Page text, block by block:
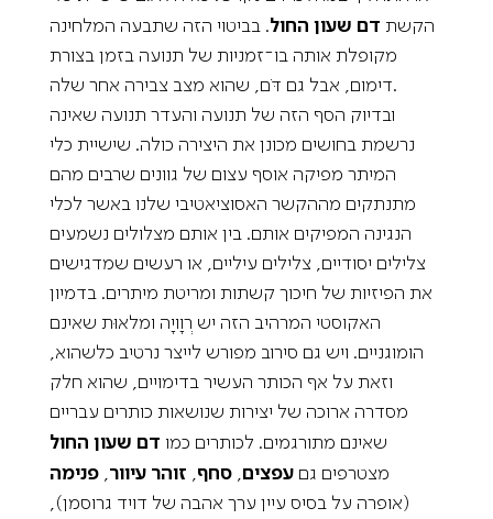
הקשת דם שעון החול. בביטוי הזה שתבעה המלחינה
מקופלת אותה בו־זמניות של תנועה בזמן בצורת
דימום, אבל גם דֹּם, שהוא מצב צבירה אחר שלה.
ובדיוק הסף הזה של תנועה והעדר תנועה שאינה
נרשמת בחושים מכונן את היצירה כולה. שישיית כלי
המיתר מפיקה אוסף עצום של גוונים שרבים מהם
מתנתקים מההקשר האסוציאטיבי שלנו באשר לכלי
הנגינה המפיקים אותם. בין אותם מצלולים נשמעים
צלילים יסודיים, צלילים עיליים, או רעשים שמדגישים
את הפיזיות של חיכוך קשתות ומריטת מיתרים. בדמיון
האקוסטי המרהיב הזה יש רְוָויָה ומלאוּת שאינם
הומוגניים. ויש גם סירוב מפורש לייצר נרטיב כלשהוא,
וזאת על אף הכותר העשיר בדימויים, שהוא חלק
מסדרה ארוכה של יצירות שנושאות כותרים עבריים
שאינם מתורגמים. לכותרים כמו דם שעון החול
מצטרפים גם עפצים, סחף, זוהר עיוור, פנימה
(אופרה על בסיס עיין ערך אהבה של דויד גרוסמן),